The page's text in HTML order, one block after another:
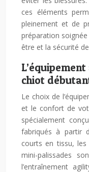
ces éléments
pleinement et de
préparation
être et la sécurité
chiot
Le choix de
et le confort de
spécialement
fabriqués à partir
courts en tissu,
mini-palissades
l’entraînement